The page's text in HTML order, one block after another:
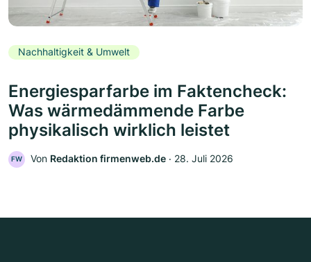
Nachhaltigkeit & Umwelt
Energiesparfarbe im Faktencheck:
Was wärmedämmende Farbe
physikalisch wirklich leistet
FW Von Redaktion firmenweb.de ‧ 28. Juli 2026